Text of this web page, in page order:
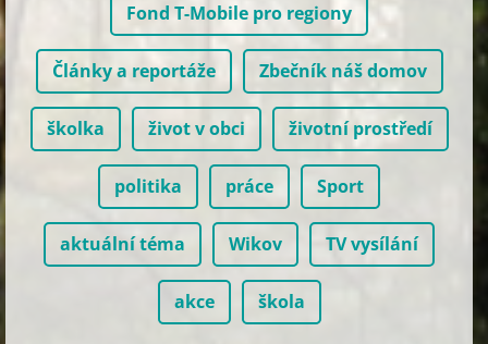
Fond T-Mobile pro regiony
Články a reportáže Zbečník náš domov
školka život v obci životní prostředí
politika práce Sport
aktuální téma Wikov TV vysílání
akce škola